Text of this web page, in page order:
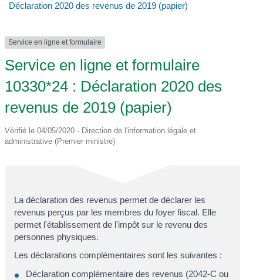
Déclaration 2020 des revenus de 2019 (papier)
Service en ligne et formulaire
Service en ligne et formulaire
10330*24 : Déclaration 2020 des
revenus de 2019 (papier)
Vérifié le 04/05/2020 - Direction de l'information légale et
administrative (Premier ministre)
La déclaration des revenus permet de déclarer les
revenus perçus par les membres du foyer fiscal. Elle
permet l'établissement de l'impôt sur le revenu des
personnes physiques.
Les déclarations complémentaires sont les suivantes :
Déclaration complémentaire des revenus (2042-C ou